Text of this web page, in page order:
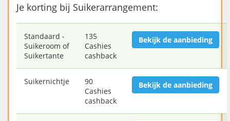
Je korting bij Suikerarrangement:
Standaard -
Suikeroom of
Suikertante
135
Cashies
cashback
Bekijk de aanbieding
Suikernichtje
90
Cashies
cashback
Bekijk de aanbieding